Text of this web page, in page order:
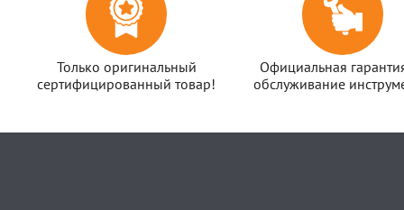
Только оригинальный
сертифицированный товар!
Официальная
обслуживание